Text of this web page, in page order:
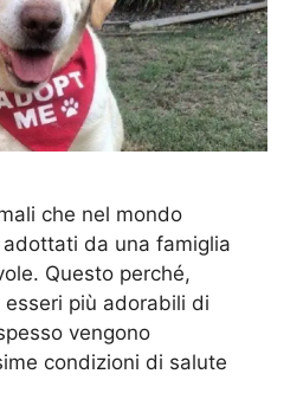
che nel mondo
da una famiglia
Questo perché,
più adorabili di
vengono
condizioni di salute